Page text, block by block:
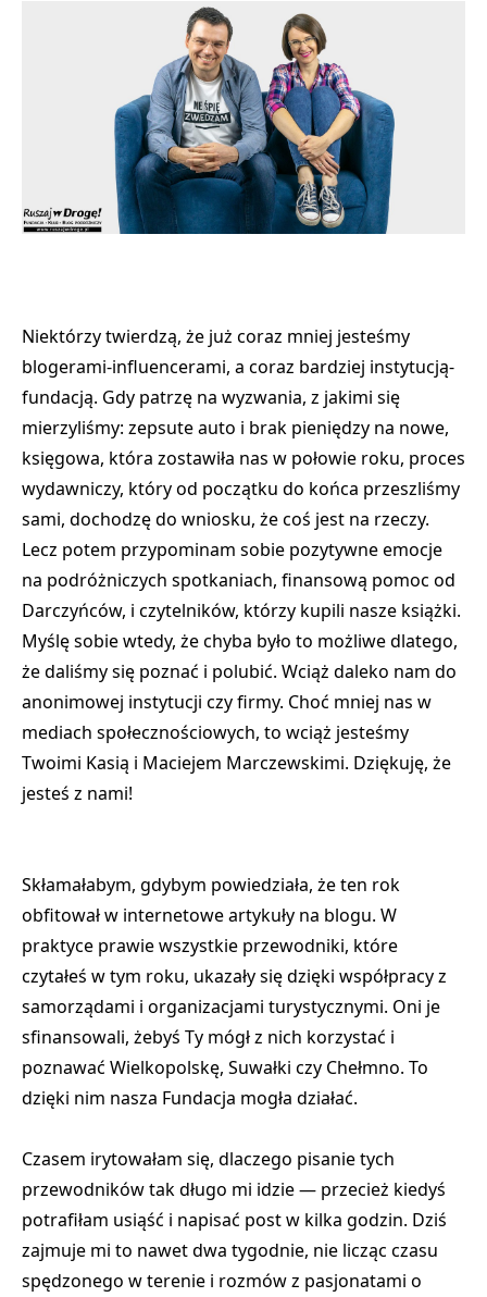
Niektórzy twierdzą, że już coraz mniej jesteśmy
blogerami-influencerami, a coraz bardziej instytucją-
fundacją. Gdy patrzę na wyzwania, z jakimi się
mierzyliśmy: zepsute auto i brak pieniędzy na nowe,
księgowa, która zostawiła nas w połowie roku, proces
wydawniczy, który od początku do końca przeszliśmy
sami, dochodzę do wniosku, że coś jest na rzeczy.
Lecz potem przypominam sobie pozytywne emocje
na podróżniczych spotkaniach, finansową pomoc od
Darczyńców, i czytelników, którzy kupili nasze książki.
Myślę sobie wtedy, że chyba było to możliwe dlatego,
że daliśmy się poznać i polubić. Wciąż daleko nam do
anonimowej instytucji czy firmy. Choć mniej nas w
mediach społecznościowych, to wciąż jesteśmy
Twoimi Kasią i Maciejem Marczewskimi. Dziękuję, że
jesteś z nami!
Skłamałabym, gdybym powiedziała, że ten rok
obfitował w internetowe artykuły na blogu. W
praktyce prawie wszystkie przewodniki, które
czytałeś w tym roku, ukazały się dzięki współpracy z
samorządami i organizacjami turystycznymi. Oni je
sfinansowali, żebyś Ty mógł z nich korzystać i
poznawać Wielkopolskę, Suwałki czy Chełmno. To
dzięki nim nasza Fundacja mogła działać.
Czasem irytowałam się, dlaczego pisanie tych
przewodników tak długo mi idzie — przecież kiedyś
potrafiłam usiąść i napisać post w kilka godzin. Dziś
zajmuje mi to nawet dwa tygodnie, nie licząc czasu
spędzonego w terenie i rozmów z pasjonatami o